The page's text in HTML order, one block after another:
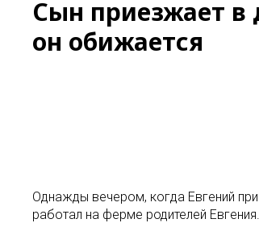
Сын приезжает в
он обижается
Однажды вечером, когда Евгений
работал на ферме родителей Евгения.